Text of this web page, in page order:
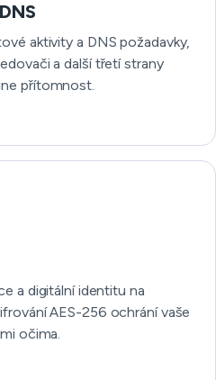
aktivity a DNS požadavky,
a další třetí strany
přítomnost.
a digitální identitu na
AES-256 ochrání vaše
očima.